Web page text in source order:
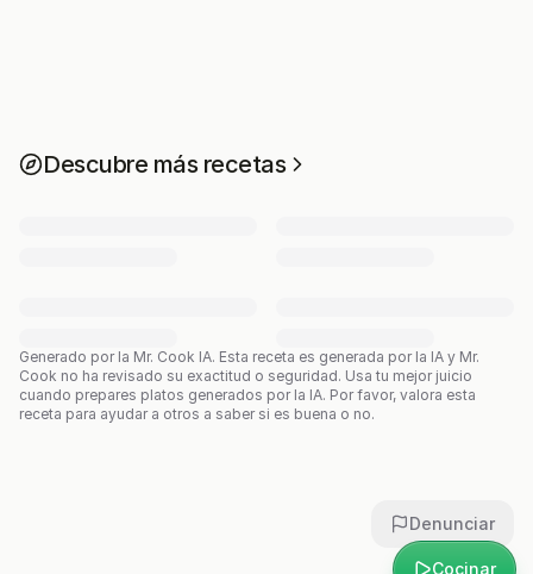
Cocinar
Descubre más recetas
Generado por la Mr. Cook IA. Esta receta es generada por la IA y Mr.
Cook no ha revisado su exactitud o seguridad. Usa tu mejor juicio
cuando prepares platos generados por la IA. Por favor, valora esta
receta para ayudar a otros a saber si es buena o no.
Denunciar